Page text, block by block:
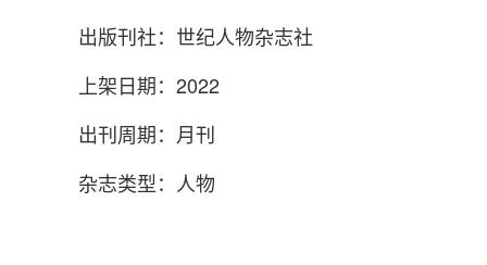
出版刊社：世纪人物杂志社
上架日期：2022
出刊周期：月刊
杂志类型：人物